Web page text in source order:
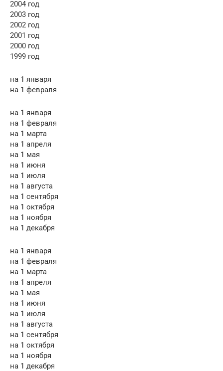
2004 год
2003 год
2002 год
2001 год
2000 год
1999 год
на 1 января
на 1 февраля
на 1 января
на 1 февраля
на 1 марта
на 1 апреля
на 1 мая
на 1 июня
на 1 июля
на 1 августа
на 1 сентября
на 1 октября
на 1 ноября
на 1 декабря
на 1 января
на 1 февраля
на 1 марта
на 1 апреля
на 1 мая
на 1 июня
на 1 июля
на 1 августа
на 1 сентября
на 1 октября
на 1 ноября
на 1 декабря